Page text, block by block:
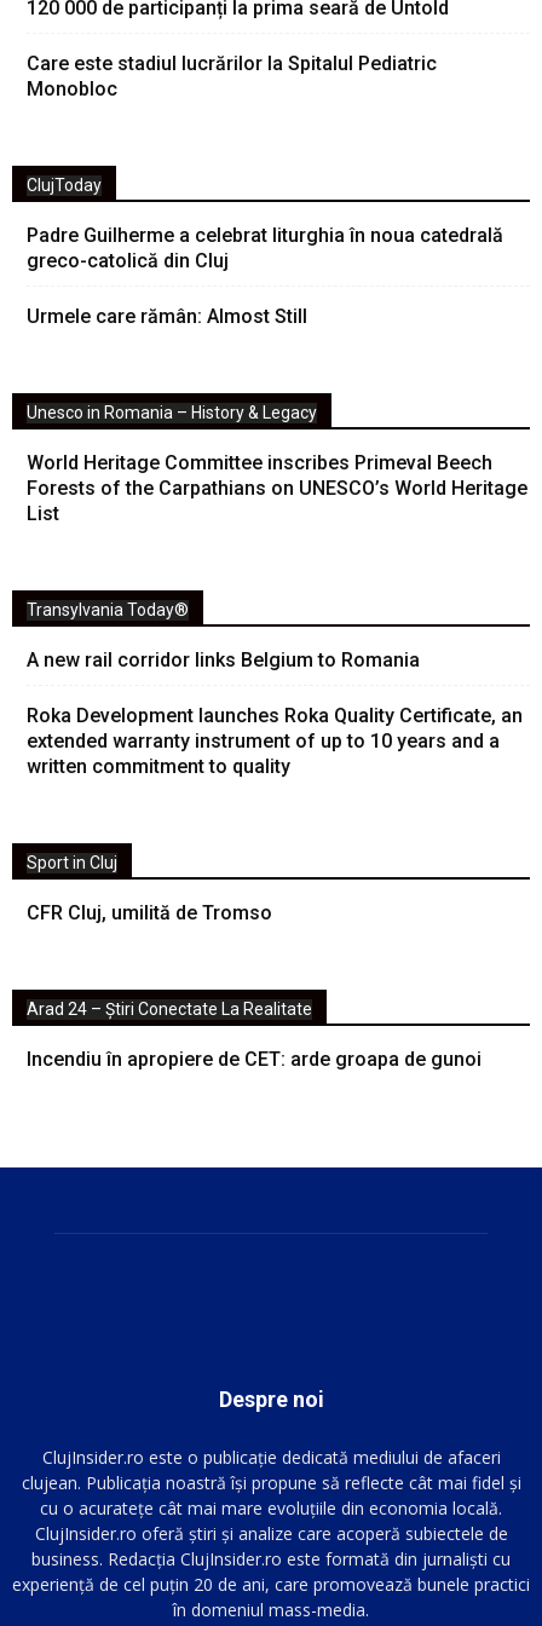
120 000 de participanți la prima seară de Untold
Care este stadiul lucrărilor la Spitalul Pediatric
Monobloc
ClujToday
Padre Guilherme a celebrat liturghia în noua catedrală
greco-catolică din Cluj
Urmele care rămân: Almost Still
Unesco in Romania – History & Legacy
World Heritage Committee inscribes Primeval Beech
Forests of the Carpathians on UNESCO’s World Heritage
List
Transylvania Today®
A new rail corridor links Belgium to Romania
Roka Development launches Roka Quality Certificate, an
extended warranty instrument of up to 10 years and a
written commitment to quality
Sport in Cluj
CFR Cluj, umilită de Tromso
Arad 24 – Știri Conectate La Realitate
Incendiu în apropiere de CET: arde groapa de gunoi
Despre noi
ClujInsider.ro este o publicație dedicată mediului de afaceri
clujean. Publicația noastră își propune să reflecte cât mai fidel și
cu o acuratețe cât mai mare evoluțiile din economia locală.
ClujInsider.ro oferă știri și analize care acoperă subiectele de
business. Redacția ClujInsider.ro este formată din jurnaliști cu
experiență de cel puțin 20 de ani, care promovează bunele practici
în domeniul mass-media.